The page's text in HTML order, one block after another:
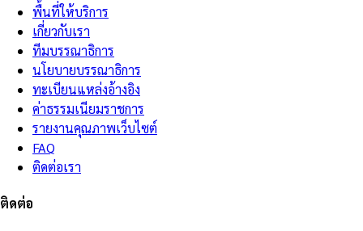
พื้นที่ให้บริการ
เกี่ยวกับเรา
ทีมบรรณาธิการ
นโยบายบรรณาธิการ
ทะเบียนแหล่งอ้างอิง
ค่าธรรมเนียมราชการ
รายงานคุณภาพเว็บไซต์
FAQ
ติดต่อเรา
ติดต่อ